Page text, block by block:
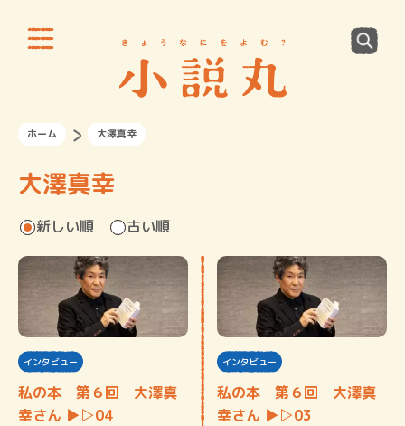
ホーム 大澤真幸
大澤真幸
新しい順 古い順
インタビュー
私の本 第６回 大澤真
幸さん ▶︎▷04
インタビュー
私の本 第６回 大澤真
幸さん ▶︎▷03